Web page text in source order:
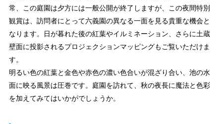
常、この庭園は夕方には一般公開が終了しますが、この夜間特別
観賞は、訪問者にとって六義園の異なる一面を見る貴重な機会と
なります。日が暮れた後の紅葉やイルミネーション、さらに土蔵
壁面に投影されるプロジェクションマッピングもご覧いただけま
す。
明るい色の紅葉と金色や赤色の濃い色合いが混ざり合い、池の水
面に映る風景は圧巻です。庭園を訪れて、秋の夜長に魔法と色彩
を加えてみてはいかがでしょうか。